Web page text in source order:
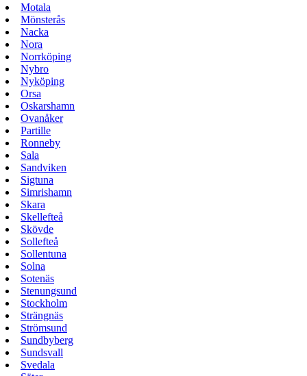
Motala
Mönsterås
Nacka
Nora
Norrköping
Nybro
Nyköping
Orsa
Oskarshamn
Ovanåker
Partille
Ronneby
Sala
Sandviken
Sigtuna
Simrishamn
Skara
Skellefteå
Skövde
Sollefteå
Sollentuna
Solna
Sotenäs
Stenungsund
Stockholm
Strängnäs
Strömsund
Sundbyberg
Sundsvall
Svedala